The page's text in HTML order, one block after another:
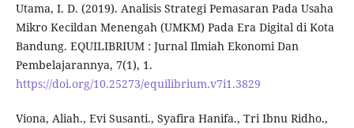
Utama, I. D. (2019). Analisis Strategi Pemasaran Pada Usaha
Mikro Kecildan Menengah (UMKM) Pada Era Digital di Kota
Bandung. EQUILIBRIUM : Jurnal Ilmiah Ekonomi Dan
Pembelajarannya, 7(1), 1.
https://doi.org/10.25273/equilibrium.v7i1.3829
Viona, Aliah., Evi Susanti., Syafira Hanifa., Tri Ibnu Ridho.,